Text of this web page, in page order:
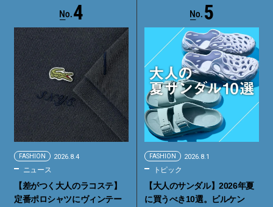
4
FASHION 2026.8.4
ニュース
【差がつく大人のラコステ】
定番ポロシャツにヴィンテー
5
FASHION 2026.8.1
トピック
【大人のサンダル】2026年夏
に買うべき10選。ビルケン